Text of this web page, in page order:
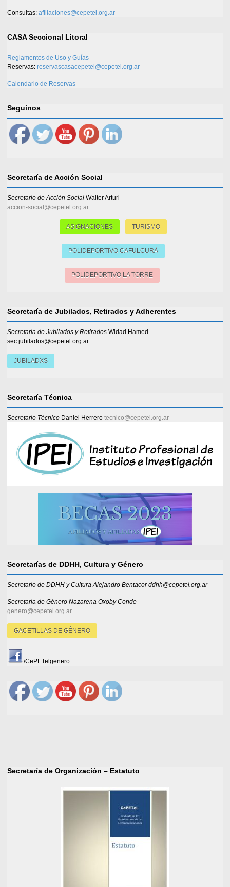
Consultas: afiliaciones@cepetel.org.ar
CASA Seccional Litoral
Reglamentos de Uso y Guías
Reservas: reservascasacepetel@cepetel.org.ar
Calendario de Reservas
Seguinos
Secretaría de Acción Social
Secretario de Acción Social Walter Arturi
accion-social@cepetel.org.ar
ASIGNACIONES TURISMO
POLIDEPORTIVO CAFULCURÁ
POLIDEPORTIVO LA TORRE
Secretaría de Jubilados, Retirados y Adherentes
Secretaria de Jubilados y Retirados Widad Hamed
sec.jubilados@cepetel.org.ar
JUBILADXS
Secretaría Técnica
Secretario Técnico Daniel Herrero tecnico@cepetel.org.ar
Secretarías de DDHH, Cultura y Género
Secretario de DDHH y Cultura Alejandro Bentacor ddhh@cepetel.org.ar
Secretaria de Género Nazarena Oxoby Conde
genero@cepetel.org.ar
GACETILLAS DE GÉNERO
/CePETelgenero
Secretaría de Organización – Estatuto